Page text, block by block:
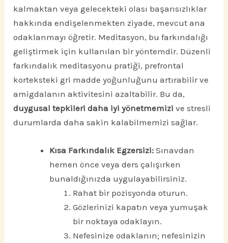
kalmaktan veya gelecekteki olası başarısızlıklar
hakkında endişelenmekten ziyade, mevcut ana
odaklanmayı öğretir. Meditasyon, bu farkındalığı
geliştirmek için kullanılan bir yöntemdir. Düzenli
farkındalık meditasyonu pratiği, prefrontal
korteksteki gri madde yoğunluğunu artırabilir ve
amigdalanın aktivitesini azaltabilir. Bu da,
duygusal tepkileri daha iyi yönetmemizi ve stresli
durumlarda daha sakin kalabilmemizi sağlar.
Kısa Farkındalık Egzersizi: Sınavdan
hemen önce veya ders çalışırken
bunaldığınızda uygulayabilirsiniz.
Rahat bir pozisyonda oturun.
Gözlerinizi kapatın veya yumuşak
bir noktaya odaklayın.
Nefesinize odaklanın; nefesinizin